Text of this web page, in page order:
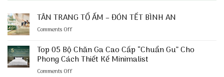
TÂN TRANG TỔ ẤM – ĐÓN TẾT BÌNH AN
Comments Offon
TRANG
TỔ
ẤM
–
Top 05 Bộ Chăn Ga Cao Cấp “Chuẩn Gu” Cho
Phong Cách Thiết Kế Minimalist
Comments Offon